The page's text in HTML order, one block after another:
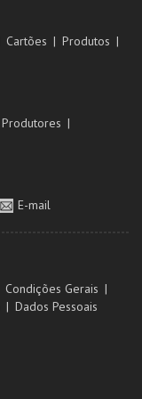
Cartões
Produtos
Produtores
E-mail
Condições Gerais
Dados Pessoais